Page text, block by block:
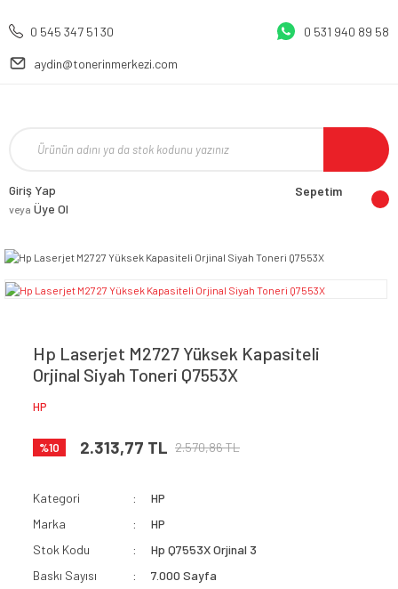
0 545 347 51 30 0 531 940 89 58
aydin@tonerinmerkezi.com
Giriş Yap
veya Üye Ol
Sepetim
Hp Laserjet M2727 Yüksek Kapasiteli
Orjinal Siyah Toneri Q7553X
HP
%10 2.313,77 TL 2.570,86 TL
Kategori
HP
Marka
HP
Stok Kodu
Hp Q7553X Orjinal 3
Baskı Sayısı
7.000 Sayfa